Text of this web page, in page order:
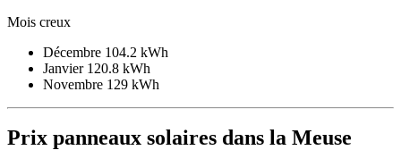
Mois creux
Décembre 104.2 kWh
Janvier 120.8 kWh
Novembre 129 kWh
Prix panneaux solaires dans la Meuse